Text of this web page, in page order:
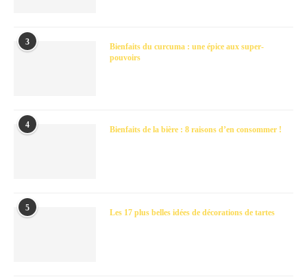
3
Bienfaits du curcuma : une épice aux super-
pouvoirs
4 Bienfaits de la bière : 8 raisons d’en consommer !
5 Les 17 plus belles idées de décorations de tartes